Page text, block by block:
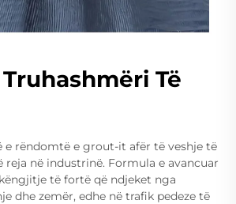
Të
e rëndomtë e grout-it afër të veshje të
reja në industrinë. Formula e avancuar
të fortë që ndjeket nga
dhe zemër, edhe në trafik pedeze të